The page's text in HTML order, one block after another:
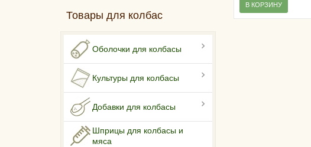
Товары для колбас
Оболочки для колбасы
Культуры для колбасы
Добавки для колбасы
Шприцы для колбасы и
мяса
В КОРЗИНУ